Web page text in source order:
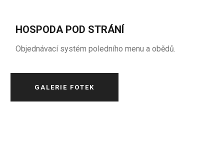
HOSPODA POD STRÁNÍ
Objednávací systém poledního menu a obědů.
GALERIE FOTEK